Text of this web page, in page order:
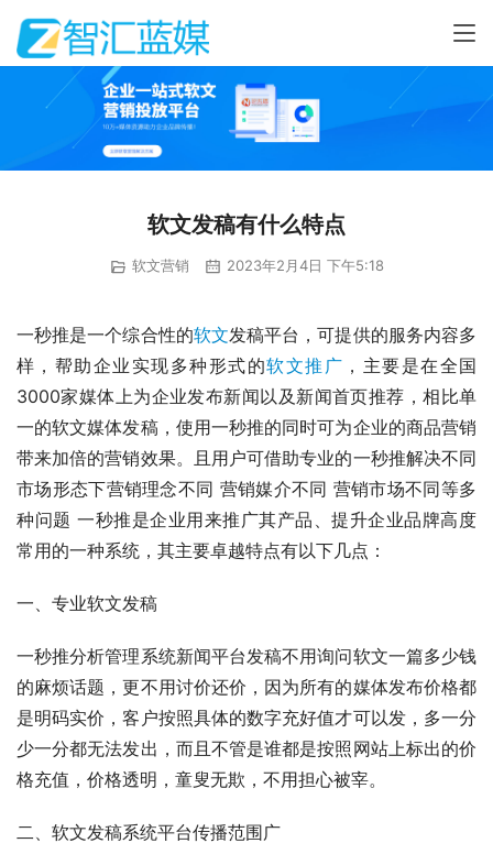
软文发稿有什么特点
软文营销 2023年2月4日 下午5:18
一秒推是一个综合性的软文发稿平台，可提供的服务内容多
样，帮助企业实现多种形式的软文推广 ，主要是在全国
3000家媒体上为企业发布新闻以及新闻首页推荐，相比单
一的软文媒体发稿，使用一秒推的同时可为企业的商品营销
带来加倍的营销效果。且用户可借助专业的一秒推解决不同
市场形态下营销理念不同 营销媒介不同 营销市场不同等多
种问题 一秒推是企业用来推广其产品、提升企业品牌高度
常用的一种系统，其主要卓越特点有以下几点：
一、专业软文发稿
一秒推分析管理系统新闻平台发稿不用询问软文一篇多少钱
的麻烦话题，更不用讨价还价，因为所有的媒体发布价格都
是明码实价，客户按照具体的数字充好值才可以发，多一分
少一分都无法发出，而且不管是谁都是按照网站上标出的价
格充值，价格透明，童叟无欺，不用担心被宰。
二、软文发稿系统平台传播范围广